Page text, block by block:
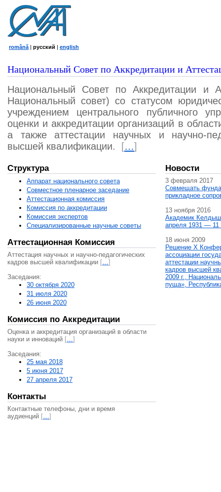
română | русский | english
Национальный Совет по Аккредитации и
Национальный Совет по Аккредитации и
Национальный совет) со статусом
учреждением центрального публичного
оценки и аккредитации организаций в
а также аттестации научных и научно-
высшей квалификации.
[…]
Структура
Аппарат национального совета
Совместное пленарное заседание
Аттестационная комисcия
Комиссия по аккредитации
Комиссия экспертов
Специализированные научные советы
Аттестационная Комиссия
Аттестация научных и научно-педагогических
кадров высшей квалификации […]
Заседания:
30 октября 2020
31 июля 2020
26 июня 2020
Комиссия по Аккредитации
Оценка и аккредитация организаций в области
науки и инноваций […]
Заседания:
25 мая 2018
5 июня 2017
27 апреля 2017
Контакты
Контактные телефоны, дни и время
аудиенций […]
Новости
3 февраля 2017
Совмещать
прикладное
13 ноября 2016
Академик
апреля 1931 — 11
18 июня 2009
Решение X
ассоциации
аттестации
кадров высшей
2009 г.,
пуща»,